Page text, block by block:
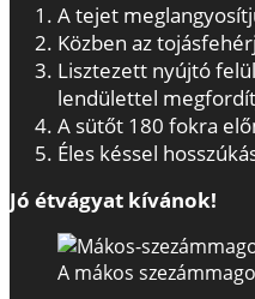
A tejet
Közben az
Lisztezett nyújtó
lendülettel
A sütőt 180 fokra
Éles késsel
Jó étvágyat kívánok!
A mákos